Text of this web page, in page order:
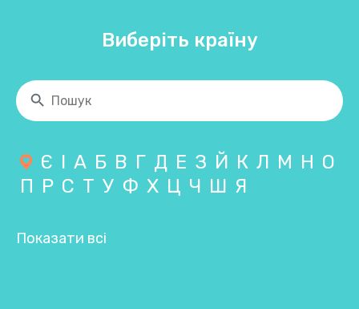
Виберіть країну
Є І А Б В Г Д Е З Й К Л М Н О
П Р С Т У Ф Х Ц Ч Ш Я
Показати всі